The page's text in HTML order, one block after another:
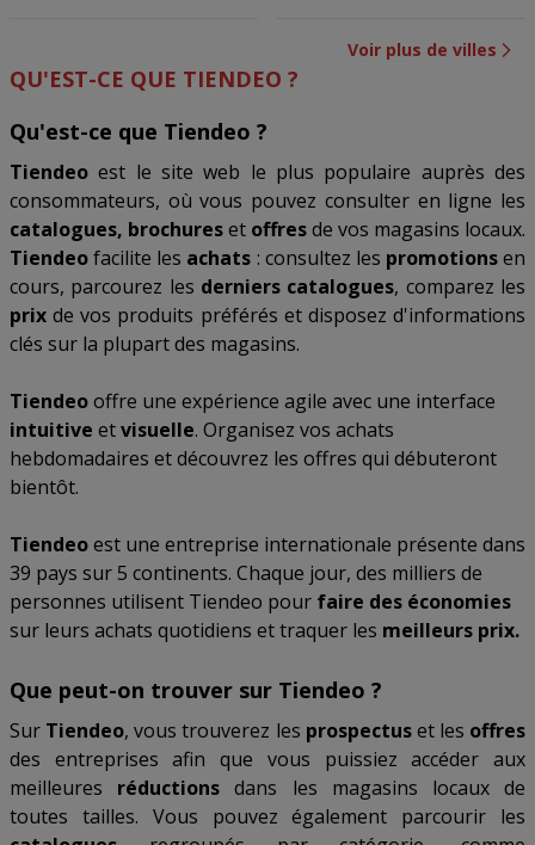
Voir plus de villes
QU'EST-CE QUE TIENDEO ?
Qu'est-ce que Tiendeo ?
Tiendeo est le site web le plus populaire auprès des
consommateurs, où vous pouvez consulter en ligne les
catalogues, brochureset offresde vos magasins locaux.
Tiendeofacilite les achats : consultez les promotionsen
cours, parcourez les derniers catalogues, comparez les
prix de vos produits préférés et disposez d'informations
clés sur la plupart des magasins.
Tiendeooffre une expérience agile avec une interface
intuitive etvisuelle. Organisez vos achats
hebdomadaires et découvrez les offres qui débuteront
bientôt.
Tiendeoest une entreprise internationale présente dans
39 pays sur 5 continents. Chaque jour, des milliers de
personnes utilisent Tiendeo pour faire des économies
sur leurs achats quotidiens et traquer les meilleurs prix.
Que peut-on trouver sur Tiendeo ?
Sur Tiendeo, vous trouverez les prospectuset les offres
des entreprises afin que vous puissiez accéder aux
meilleures réductions dans les magasins locaux de
toutes tailles. Vous pouvez également parcourir les